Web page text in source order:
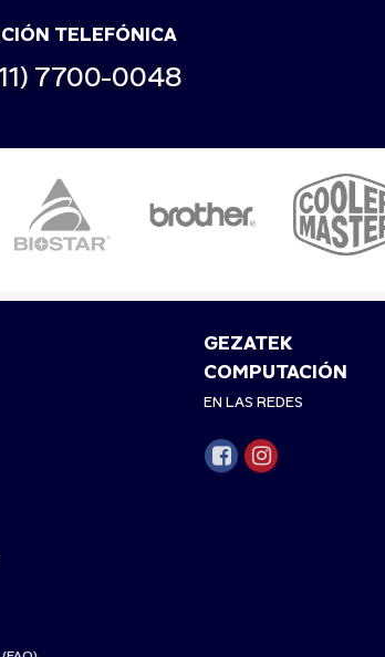
TELEFÓNICA
7700-0048
GEZATEK
COMPUTACIÓN
EN LAS REDES